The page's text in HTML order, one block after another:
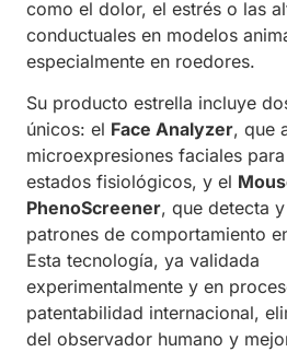
como el dolor, el estrés o las
conductuales en modelos
especialmente en roedores.
Su producto estrella incluye
únicos: el Face Analyzer, que
microexpresiones faciales
estados fisiológicos, y el
PhenoScreener, que detecta
patrones de comportamiento
Esta tecnología, ya validada
experimentalmente y en
patentabilidad internacional,
del observador humano y